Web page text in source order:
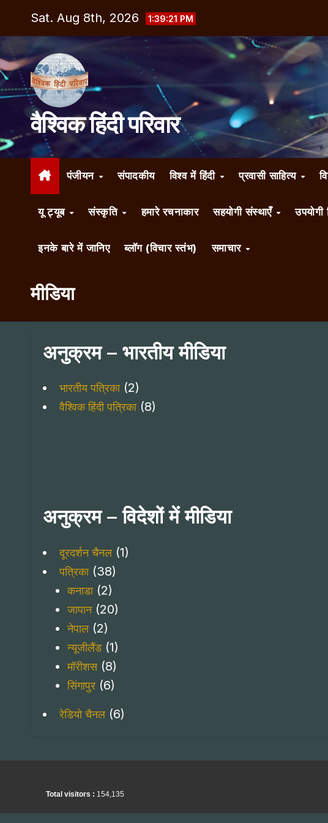
content
Sat. Aug 8th, 2026 1:39:22 PM
वैश्विक हिंदी परिवार
पंजीयन संपादकीय विश्व में हिंदी प्रवासी साहित्य
यू ट्यूब संस्कृति हमारे रचनाकार सहयोगी संस्थाएँ
इनके बारे में जानिए ब्लॉग (विचार स्तंभ) समाचार
मीडिया
अनुक्रम – भारतीय मीडिया
भारतीय पत्रिका(2)
वैश्विक हिंदी पत्रिका(8)
अनुक्रम – विदेशों में मीडिया
दूरदर्शन चैनल (1)
पत्रिका(38)
कनाडा(2)
जापान(20)
नेपाल (2)
न्यूजीलैंड(1)
मॉरीशस(8)
सिंगापुर (6)
रेडियो चैनल (6)
Total visitors : 154,135